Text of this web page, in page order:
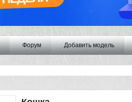
Форум Добавить модель